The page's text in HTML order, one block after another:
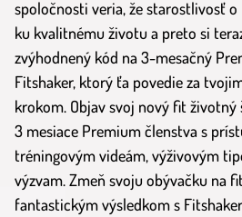
spoločnosti veria, že starostlivosť
ku kvalitnému životu a preto si
zvýhodnený kód na 3-mesačný
Fitshaker, ktorý ťa povedie za
krokom. Objav svoj nový fit
3 mesiace Premium členstva s
tréningovým videám, výživovým
výzvam. Zmeň svoju obývačku na
fantastickým výsledkom s